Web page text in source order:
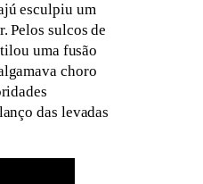
esculpiu um
Pelos sulcos de
uma fusão
choro
das levadas